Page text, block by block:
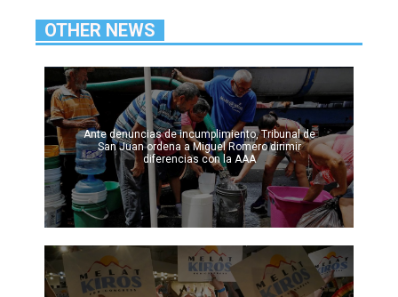
OTHER NEWS
Ante denuncias de incumplimiento, Tribunal de
San Juan ordena a Miguel Romero dirimir
diferencias con la AAA